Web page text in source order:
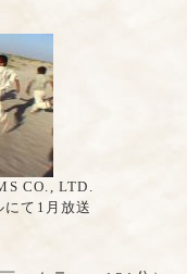
CO., LTD.
にて1月放送